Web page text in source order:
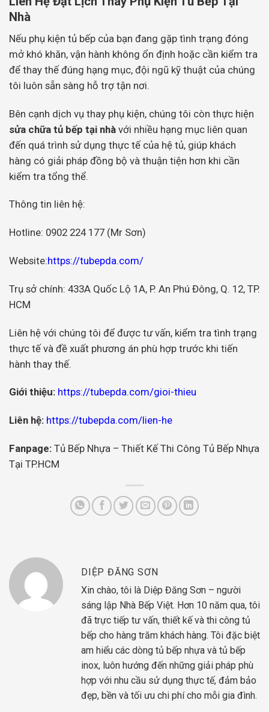
Nhà
Nếu phụ kiện tủ bếp của bạn đang gặp tình trạng đóng
mở khó khăn, vận hành không ổn định hoặc cần kiểm tra
để thay thế đúng hạng mục, đội ngũ kỹ thuật của chúng
tôi luôn sẵn sàng hỗ trợ tận nơi.
Bên cạnh dịch vụ thay phụ kiện, chúng tôi còn thực hiện
sửa chữa tủ bếp tại nhà với nhiều hạng mục liên quan
đến quá trình sử dụng thực tế của hệ tủ, giúp khách
hàng có giải pháp đồng bộ và thuận tiện hơn khi cần
kiểm tra tổng thể.
Thông tin liên hệ:
Hotline: 0902 224 177 (Mr Sơn)
Website:https://tubepda.com/
Trụ sở chính: 433A Quốc Lộ 1A, P. An Phú Đông, Q. 12, TP.
HCM
Liên hệ với chúng tôi để được tư vấn, kiểm tra tình trạng
thực tế và đề xuất phương án phù hợp trước khi tiến
hành thay thế.
Giới thiệu: https://tubepda.com/gioi-thieu
Liên hệ: https://tubepda.com/lien-he
Fanpage: Tủ Bếp Nhựa – Thiết Kế Thi Công Tủ Bếp Nhựa
Tại TP.HCM
DIỆP ĐĂNG SƠN
Xin chào, tôi là Diệp Đăng Sơn – người
sáng lập Nhà Bếp Việt. Hơn 10 năm qua, tôi
đã trực tiếp tư vấn, thiết kế và thi công tủ
bếp cho hàng trăm khách hàng. Tôi đặc biệt
am hiểu các dòng tủ bếp nhựa và tủ bếp
inox, luôn hướng đến những giải pháp phù
hợp với nhu cầu sử dụng thực tế, đảm bảo
đẹp, bền và tối ưu chi phí cho mỗi gia đình.